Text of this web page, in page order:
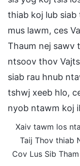
thiab koj lub
mus lawm, ces
Thaum nej sawv
ntsoov thov
siab rau hnub
tshwj xeeb hlo,
nyob ntawm koj
Xaiv tawm los
Taij Thov thiab
Cov Lus Sib